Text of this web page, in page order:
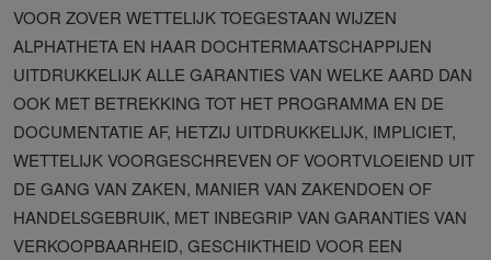
VOOR ZOVER WETTELIJK TOEGESTAAN WIJZEN
ALPHATHETA EN HAAR DOCHTERMAATSCHAPPIJEN
UITDRUKKELIJK ALLE GARANTIES VAN WELKE AARD DAN
OOK MET BETREKKING TOT HET PROGRAMMA EN DE
DOCUMENTATIE AF, HETZIJ UITDRUKKELIJK, IMPLICIET,
WETTELIJK VOORGESCHREVEN OF VOORTVLOEIEND UIT
DE GANG VAN ZAKEN, MANIER VAN ZAKENDOEN OF
HANDELSGEBRUIK, MET INBEGRIP VAN GARANTIES VAN
VERKOOPBAARHEID, GESCHIKTHEID VOOR EEN